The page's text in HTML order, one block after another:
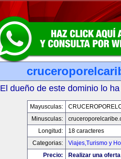
El dueño de este dominio lo
Mayusculas:
Minusculas:
Longitud:
18 caracteres
Categorias:
Viajes,Turismo y
Precio:
Realizar una